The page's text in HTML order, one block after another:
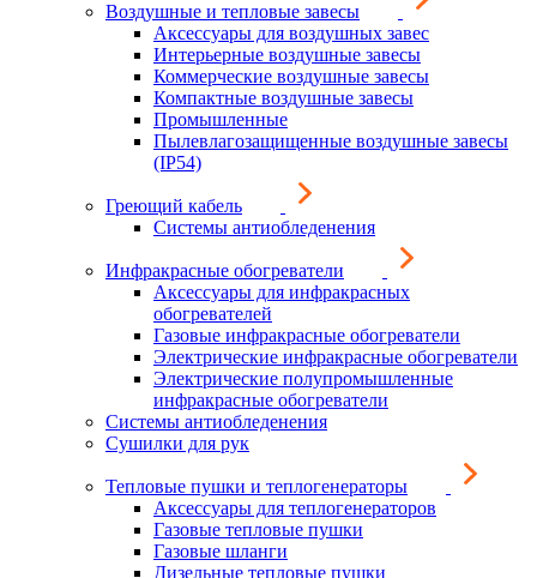
Воздушные и тепловые завесы
Аксессуары для воздушных завес
Интерьерные воздушные завесы
Коммерческие воздушные завесы
Компактные воздушные завесы
Промышленные
Пылевлагозащищенные воздушные завесы
(IP54)
Греющий кабель
Системы антиобледенения
Инфракрасные обогреватели
Аксессуары для инфракрасных
обогревателей
Газовые инфракрасные обогреватели
Электрические инфракрасные обогреватели
Электрические полупромышленные
инфракрасные обогреватели
Системы антиобледенения
Сушилки для рук
Тепловые пушки и теплогенераторы
Аксессуары для теплогенераторов
Газовые тепловые пушки
Газовые шланги
Дизельные тепловые пушки